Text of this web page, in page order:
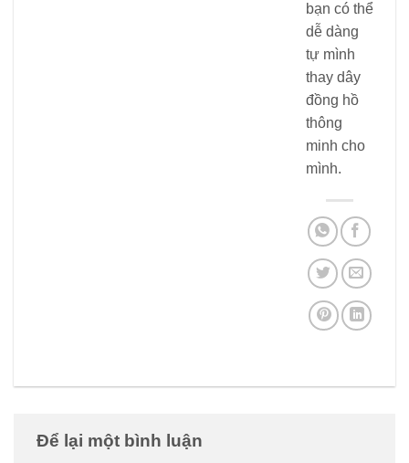
bạn có thể
dễ dàng
tự mình
thay dây
đồng hồ
thông
minh cho
mình.
Để lại một bình luận